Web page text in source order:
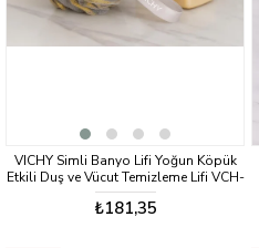
VICHY Simli Banyo Lifi Yoğun Köpük
Etkili Duş ve Vücut Temizleme Lifi VCH-
6575 GRİ GOLD SİMLİ 60gr
₺181,35